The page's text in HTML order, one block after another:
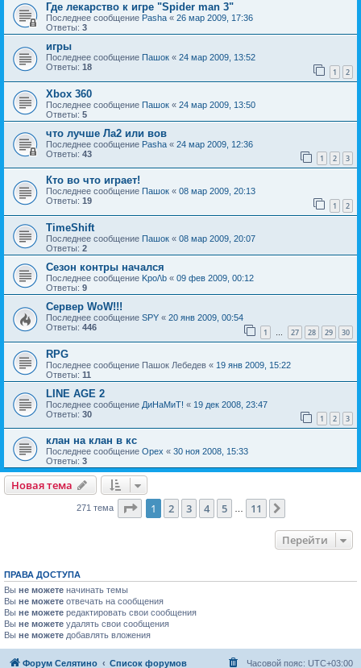
Где лекарство к игре "Spider man 3"
Последнее сообщение Pasha « 26 мар 2009, 17:36
Ответы: 3
игры
Последнее сообщение Пашок « 24 мар 2009, 13:52
Ответы: 18 1 2
Xbox 360
Последнее сообщение Пашок « 24 мар 2009, 13:50
Ответы: 5
что лучше Ла2 или вов
Последнее сообщение Pasha « 24 мар 2009, 12:36
Ответы: 43 1 2 3
Кто во что играет!
Последнее сообщение Пашок « 08 мар 2009, 20:13
Ответы: 19 1 2
TimeShift
Последнее сообщение Пашок « 08 мар 2009, 20:07
Ответы: 2
Сезон контры начался
Последнее сообщение Kpo/\b « 09 фев 2009, 00:12
Ответы: 9
Сервер WoW!!!
Последнее сообщение SPY « 20 янв 2009, 00:54
Ответы: 446 1 … 27 28 29 30
RPG
Последнее сообщение Пашок Лебедев « 19 янв 2009, 15:22
Ответы: 11
LINE AGE 2
Последнее сообщение ДиНаМиТ! « 19 дек 2008, 23:47
Ответы: 30 1 2 3
клан на клан в кс
Последнее сообщение Орех « 30 ноя 2008, 15:33
Ответы: 3
Новая тема
271 тема Страница из 11
1 2 3 4 5 … 11
Перейти
ПРАВА ДОСТУПА
Вы не можете начинать темы
Вы не можете отвечать на сообщения
Вы не можете редактировать свои сообщения
Вы не можете удалять свои сообщения
Вы не можете добавлять вложения
Форум Селятино Список форумов Часовой пояс: UTC+03:00